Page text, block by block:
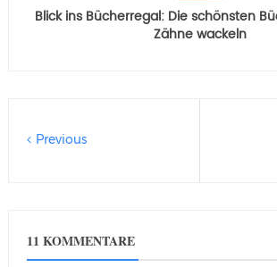
Blick ins Bücherregal: Die schönsten
Zähne wackeln
Previous
11 KOMMENTARE